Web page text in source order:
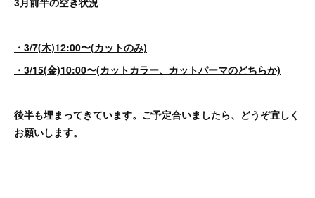
・3/7(木)12:00〜(カットのみ)
・3/15(金)10:00〜(カットカラー、カットパーマのどちらか)
後半も埋まってきています。ご予定合いましたら、どうぞ宜しく
お願いします。